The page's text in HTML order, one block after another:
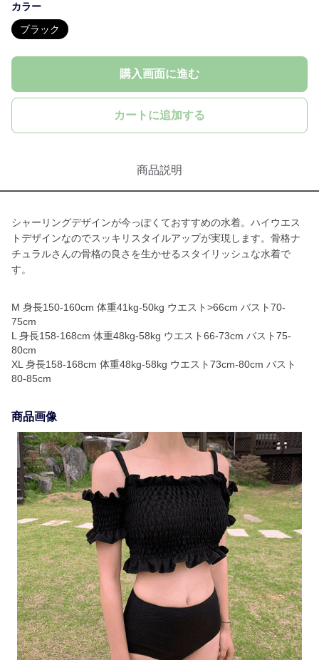
カラー
ブラック
購入画面に進む
カートに追加する
商品説明
シャーリングデザインが今っぽくておすすめの水着。ハイウエス
トデザインなのでスッキリスタイルアップが実現します。骨格ナ
チュラルさんの骨格の良さを生かせるスタイリッシュな水着で
す。
M 身長150-160cm 体重41kg-50kg ウエスト>66cm バスト70-
75cm
L 身長158-168cm 体重48kg-58kg ウエスト66-73cm バスト75-
80cm
XL 身長158-168cm 体重48kg-58kg ウエスト73cm-80cm バスト
80-85cm
商品画像